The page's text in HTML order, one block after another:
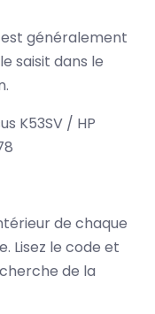
généralement
saisit dans le
K53SV / HP
de chaque
Lisez le code et
de la